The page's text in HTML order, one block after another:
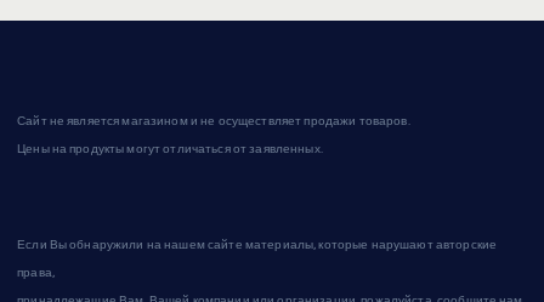
Сайт не является магазином и не осуществляет продажи товаров.
Цены на продукты могут отличаться от заявленных.
Если Вы обнаружили на нашем сайте материалы, которые нарушают авторские
права,